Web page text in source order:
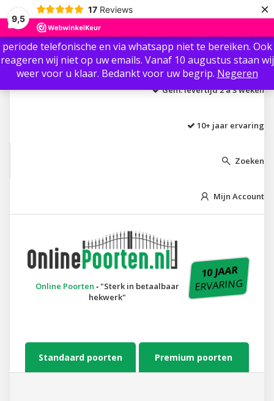
9,5
17 Reviews ×
Laagste prijs garantie
Gem. levertijd 2 á 3 weken
10+ jaar ervaring
 Zoeken
 Mijn Account
Online Poorten ‐ Sterk in betaalbaar
hekwerk
10 JAAR
ERVARING
Standaard poorten Premium poorten
Beste klant / gast, Ter info: Wij zijn vanaf 3 augustus t/m 8
augustus niet aanwezig i.v.m. vakantie.🏖 Wij zijn in die
periode telefonische en via whatsapp niet te bereiken. Ook
reageren wij niet op uw emails. Vanaf 10 augustus staan wij
weer voor u klaar. Bedankt voor uw begrip. Negeren